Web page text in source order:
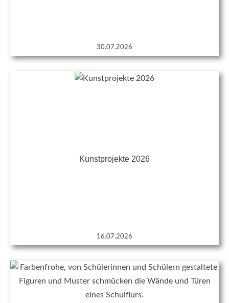
30.07.2026
Kunstprojekte 2026
16.07.2026